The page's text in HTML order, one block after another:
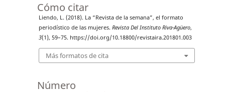
Cómo citar
Liendo, L. (2018). La “Revista de la semana”, el formato
periodístico de las mujeres. Revista Del Instituto Riva-Agüero,
3(1), 59–75. https://doi.org/10.18800/revistaira.201801.003
Más formatos de cita
Número